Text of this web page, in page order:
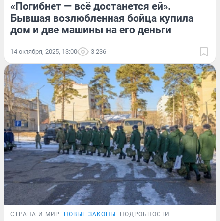
«Погибнет — всё достанется ей».
Бывшая возлюбленная бойца купила
дом и две машины на его деньги
14 октября, 2025, 13:00 3 236
СТРАНА И МИР НОВЫЕ ЗАКОНЫ ПОДРОБНОСТИ